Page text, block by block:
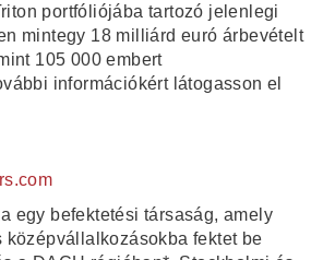
portfóliójába tartozó jelenlegi
mintegy 18 milliárd euró árbevételt
105 000 embert
információkért látogasson el
egy befektetési társaság, amely
középvállalkozásokba fektet be